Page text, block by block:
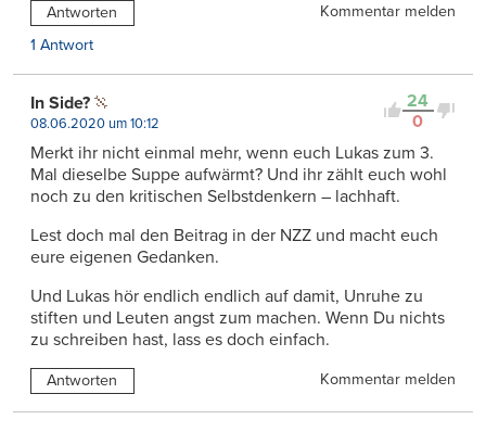
Antworten
Kommentar melden
1 Antwort
24
0
In Side?
08.06.2020 um 10:12
Merkt ihr nicht einmal mehr, wenn euch Lukas zum 3.
Mal dieselbe Suppe aufwärmt? Und ihr zählt euch wohl
noch zu den kritischen Selbstdenkern – lachhaft.
Lest doch mal den Beitrag in der NZZ und macht euch
eure eigenen Gedanken.
Und Lukas hör endlich endlich auf damit, Unruhe zu
stiften und Leuten angst zum machen. Wenn Du nichts
zu schreiben hast, lass es doch einfach.
Antworten Kommentar melden